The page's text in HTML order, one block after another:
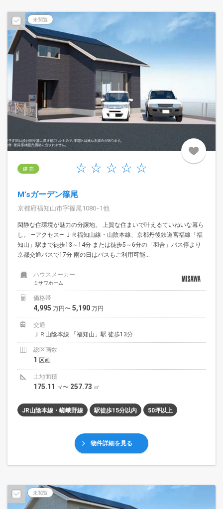
未閲覧
建 売
M’sガーデン篠尾
京都府福知山市字篠尾1080−1他
閑静な住環境が魅力の分譲地。 上質な住まいで叶えるていねいな暮ら
し。 —アクセス— ＪＲ福知山線・山陰本線、京都丹後鉄道宮福線「福
知山」駅まで徒歩13～14分 または徒歩5～6分の「羽合」バス停より
京都交通バスで17分 雨の日はバスもご利用可能...
ハウスメーカー
ミサワホーム
価格帯
4,995 万円〜 5,190 万円
交通
ＪＲ山陰本線 「福知山」駅 徒歩13分
総区画数
1 区画
土地面積
175.11 ㎡〜 257.73 ㎡
JR山陰本線・嵯峨野線 駅徒歩15分以内 50坪以上
物件詳細を見る
未閲覧